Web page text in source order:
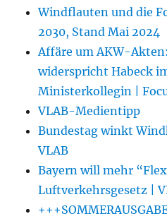
Windflauten und die
2030, Stand Mai 2024
Affäre um AKW-
widerspricht Habeck
Ministerkollegin |
VLAB-Medientipp
Bundestag winkt
VLAB
Bayern will mehr
Luftverkehrsgesetz |